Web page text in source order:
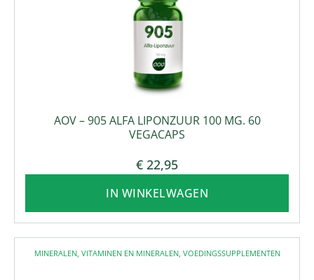
AOV – 905 ALFA LIPONZUUR 100 MG. 60
VEGACAPS
€ 22,95
IN WINKELWAGEN
MINERALEN, VITAMINEN EN MINERALEN, VOEDINGSSUPPLEMENTEN